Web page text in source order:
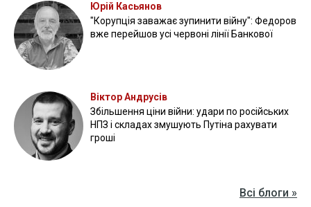
Юрій Касьянов
"Корупція заважає зупинити війну": Федоров
вже перейшов усі червоні лінії Банкової
Віктор Андрусів
Збільшення ціни війни: удари по російських
НПЗ і складах змушують Путіна рахувати
гроші
Всі блоги »